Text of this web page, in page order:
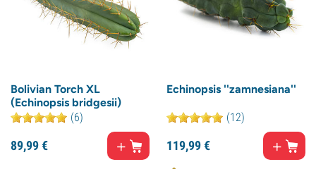
Bolivian Torch XL
(Echinopsis bridgesii)
(6)
89,99€
Echinopsis ''zamnesiana''
(12)
119,99€